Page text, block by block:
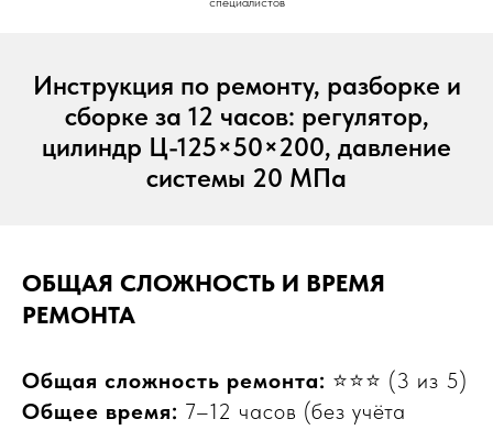
Инструкция по ремонту, разборке и
сборке за 12 часов: регулятор,
цилиндр Ц-125×50×200, давление
системы 20 МПа
ОБЩАЯ СЛОЖНОСТЬ И ВРЕМЯ
РЕМОНТА
Общая сложность ремонта: ⭐⭐⭐ (3 из 5)
Общее время: 7–12 часов (без учёта